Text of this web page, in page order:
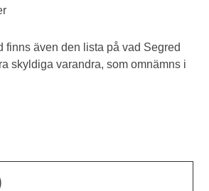
finns även den lista på vad Segred
skyldiga varandra, som omnämns i